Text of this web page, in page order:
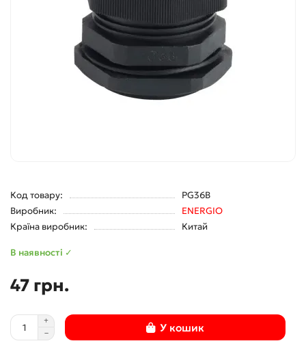
Код товару:
PG36B
Виробник:
ENERGIO
Країна виробник:
Китай
В наявності ✓
47 грн.
У кошик